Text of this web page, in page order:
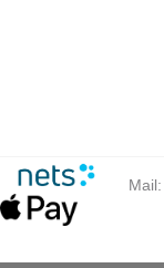
Mail: